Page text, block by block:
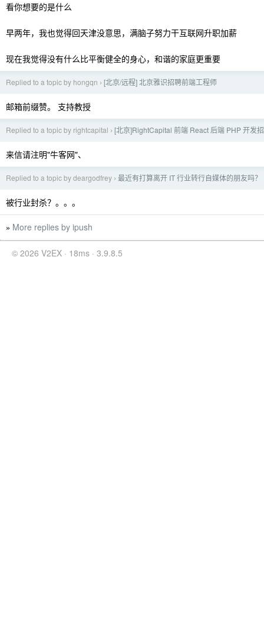
看你想要的是什么
早两年，我也觉得回天津没意思，满脑子努力干互联网升职加薪
现在我觉得没有什么比平衡健全的身心，和谐的家庭更重要
Replied to a topic by hongqn › [北京/远程] 北京雅识招聘前端工程师
邮箱前缀赞。 支持教授
Replied to a topic by rightcapital › [北京]RightCapital 前端 React 后端 PHP 开发
来信请注明"牛客网"、
Replied to a topic by deargodfrey › 最近有打算离开 IT 行业转行自媒体的朋友吗？
被行业封杀？。。。
» More replies by ipush
© 2026 V2EX · 18ms · 3.9.8.5